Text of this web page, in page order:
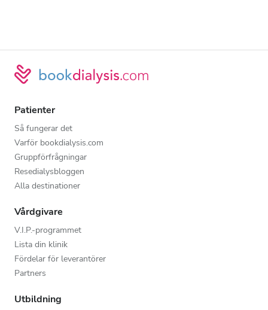
Patienter
Så fungerar det
Varför bookdialysis.com
Gruppförfrågningar
Resedialysbloggen
Alla destinationer
Vårdgivare
V.I.P.-programmet
Lista din klinik
Fördelar för leverantörer
Partners
Utbildning